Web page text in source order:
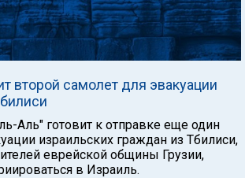
второй самолет для эвакуации
Аль" готовит к отправке еще один
израильских граждан из Тбилиси,
еврейской общины Грузии,
в Израиль.